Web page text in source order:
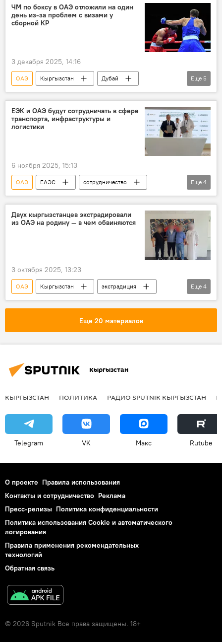
видео
Ихтияр Нишанов
ЧМ по боксу в ОАЭ отложили на один
день из-за проблем с визами у
сборной КР
3 декабря 2025, 14:16
ОАЭ Кыргызстан
Дубай
чемпионат
бокс
спорт
сборная
виза
Еще 5
ЕЭК и ОАЭ будут сотрудничать в сфере
транспорта, инфраструктуры и
логистики
6 ноября 2025, 15:13
ОАЭ ЕАЭС
сотрудничество
транспорт
ЕЭК
Арзыбек Кожошев
фото
Еще 4
Двух кыргызстанцев экстрадировали
из ОАЭ на родину — в чем обвиняются
3 октября 2025, 13:23
ОАЭ Кыргызстан
экстрадиция
розыск
Интерпол
МВД
Еще 4
Еще 20 материалов
Кыргызстан
КЫРГЫЗСТАН ПОЛИТИКА РАДИО SPUTNIK КЫРГЫЗСТАН
Telegram VK Макс Rutube
О проекте Правила использования
Контакты и сотрудничество Реклама
Пресс-релизы Политика конфиденциальности
Политика использования Cookie и автоматического
логирования
Правила применения рекомендательных
технологий
Обратная связь
© 2026 Sputnik Все права защищены. 18+